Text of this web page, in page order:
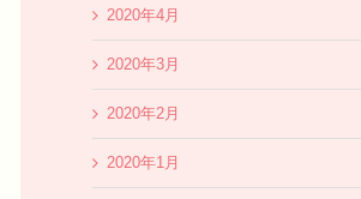
2020年4月
2020年3月
2020年2月
2020年1月